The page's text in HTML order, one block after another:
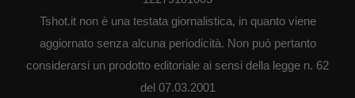
Tshot.it non è una testata giornalistica, in quanto viene
aggiornato senza alcuna periodicità. Non può pertanto
considerarsi un prodotto editoriale ai sensi della legge n. 62
del 07.03.2001